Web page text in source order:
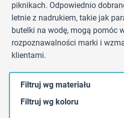
piknikach. Odpowiednio
letnie z nadrukiem, takie jak
butelki na wodę, mogą pomóc
rozpoznawalności marki i
klientami.
Filtruj wg materiału
Filtruj wg koloru